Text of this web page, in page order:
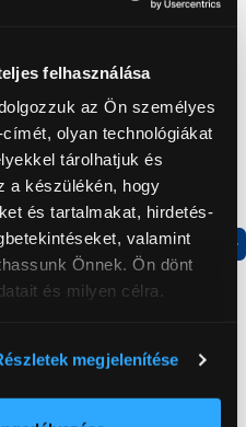
felhasználása
az Ön személyes
olyan technológiákat
tárolhatjuk és
a készülékén, hogy
és tartalmakat, hirdetés-
valamint
Önnek. Ön dönt
és milyen célra.
pontossággal
megjelenítése
Termék adatlap
Xiaomi Redmi Pad 2 Pro
8/256GB Tablet, ezüst